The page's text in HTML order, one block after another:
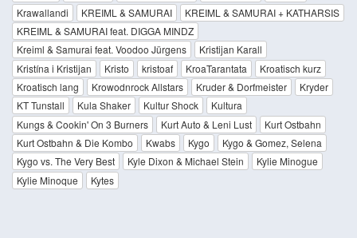
Krawallandi
KREIML & SAMURAI
KREIML & SAMURAI + KATHARSIS
KREIML & SAMURAI feat. DIGGA MINDZ
Kreiml & Samurai feat. Voodoo Jürgens
Kristijan Karall
Kristína i Kristijan
Kristo kristoaf KroaTarantata
Kroatisch kurz
Kroatisch lang
Krowodnrock Allstars Kruder & Dorfmeister
Kryder
KT Tunstall
Kula Shaker Kultur Shock
Kultura
Kungs & Cookin' On 3 Burners
Kurt Auto & Leni Lust
Kurt Ostbahn
Kurt Ostbahn & Die Kombo
Kwabs Kygo
Kygo & Gomez, Selena
Kygo vs. The Very Best
Kyle Dixon & Michael Stein
Kylie Minogue
Kylie Minoque
Kytes